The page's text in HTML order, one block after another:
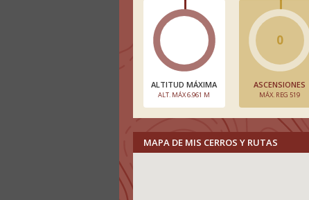
ALTITUD MÁXIMA
ALT. MÁX 6.961 M
0
ASCENSIONES
MÁX. REG 519
MAPA DE MIS CERROS Y RUTAS